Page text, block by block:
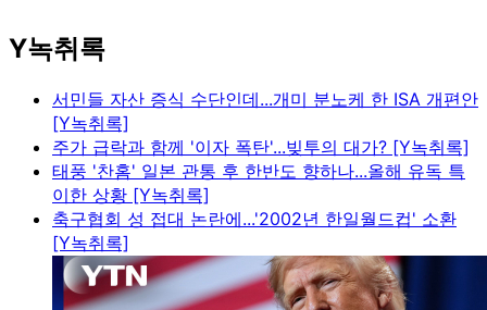
Y녹취록
서민들 자산 증식 수단인데...개미 분노케 한 ISA 개편안
[Y녹취록]
주가 급락과 함께 '이자 폭탄'...빚투의 대가? [Y녹취록]
태풍 '찬홈' 일본 관통 후 한반도 향하나...올해 유독 특
이한 상황 [Y녹취록]
축구협회 성 접대 논란에...'2002년 한일월드컵' 소환
[Y녹취록]